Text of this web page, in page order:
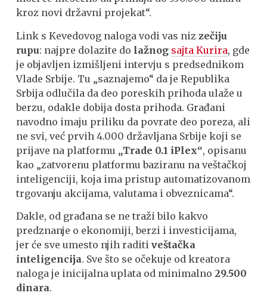
kroz novi državni projekat“.
Link s Kevedovog naloga vodi vas nizzečiju
rupu: najpre dolazite do lažnog sajta Kurira, gde
je objavljen izmišljeni intervju s predsednikom
Vlade Srbije. Tu „saznajemo“ da je Republika
Srbija odlučila da deo poreskih prihoda ulaže u
berzu, odakle dobija dosta prihoda. Građani
navodno imaju priliku da povrate deo poreza, ali
ne svi, već prvih 4.000 državljana Srbije koji se
prijave na platformu „Trade 0.1 iPlex“, opisanu
kao „zatvorenu platformu baziranu na veštačkoj
inteligenciji, koja ima pristup automatizovanom
trgovanju akcijama, valutama i obveznicama“.
Dakle, od građana se ne traži bilo kakvo
predznanje o ekonomiji, berzi i investicijama,
jer će sve umesto njih raditiveštačka
inteligencija. Sve što se očekuje od kreatora
naloga je inicijalna uplata od minimalno29.500
dinara.